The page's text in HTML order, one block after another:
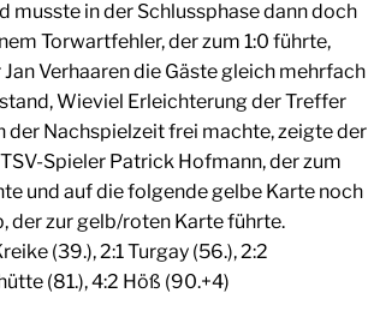
musste in der Schlussphase dann doch
Torwartfehler, der zum 1:0 führte,
Verhaaren die Gäste gleich mehrfach
Wieviel Erleichterung der Treffer
der Nachspielzeit frei machte, zeigte der
Spieler Patrick Hofmann, der zum
und auf die folgende gelbe Karte noch
der zur gelb/roten Karte führte.
(39.), 2:1 Turgay (56.), 2:2
(81.), 4:2 Höß (90.+4)